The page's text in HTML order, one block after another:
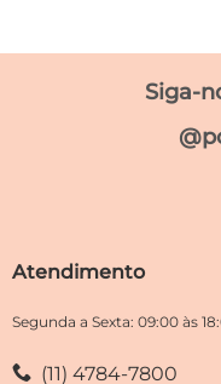
As
podem
do
Siga-
Atendimento
Segunda a Sexta: 09:00 às
(11) 4784-7800